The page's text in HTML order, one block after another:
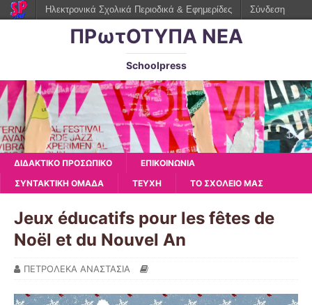
ΠΡωτΟΤΥΠΑ ΝΕΑ
Schoolpress
ΔΙΔΑΚΤΙΚΟ ΠΡΟΣΩΠΙΚΟ
ΕΠΙΚΟΙΝΩΝΙΑ
ΣΥΝΤΑΚΤΙΚΗ ΟΜΑΔΑ
ΤΕΥΧΗ ΤΟ ΣΧΟΛΕΙΟ ΜΑΣ
Jeux éducatifs pour les fêtes de
Noël et du Nouvel An
ΠΕΤΡΟΛΕΚΑ ΑΝΑΣΤΑΣΙΑ
Ηλεκτρονικά Σχολικά Περιοδικά & Εφημερίδες Σύνδεση